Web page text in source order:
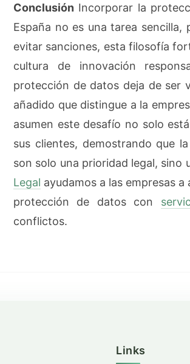
Conclusión Incorporar la
España no es una tarea sencilla,
evitar sanciones, esta filosofía
cultura de innovación
protección de datos deja de ser
añadido que distingue a la
asumen este desafío no solo
sus clientes, demostrando que
son solo una prioridad legal, sino
Legal ayudamos a las empresas
protección de datos con
conflictos.
Links